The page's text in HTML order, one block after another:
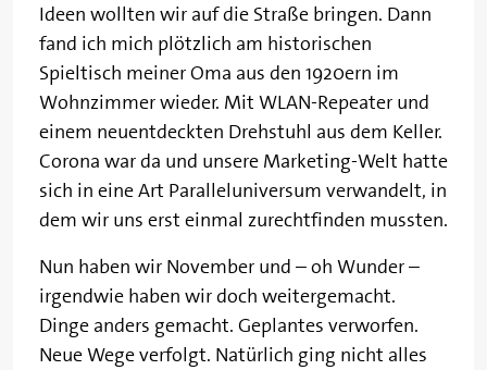
Ideen wollten wir auf die Straße bringen. Dann
fand ich mich plötzlich am historischen
Spieltisch meiner Oma aus den 1920ern im
Wohnzimmer wieder. Mit WLAN-Repeater und
einem neuentdeckten Drehstuhl aus dem Keller.
Corona war da und unsere Marketing-Welt hatte
sich in eine Art Paralleluniversum verwandelt, in
dem wir uns erst einmal zurechtfinden mussten.
Nun haben wir November und – oh Wunder –
irgendwie haben wir doch weitergemacht.
Dinge anders gemacht. Geplantes verworfen.
Neue Wege verfolgt. Natürlich ging nicht alles